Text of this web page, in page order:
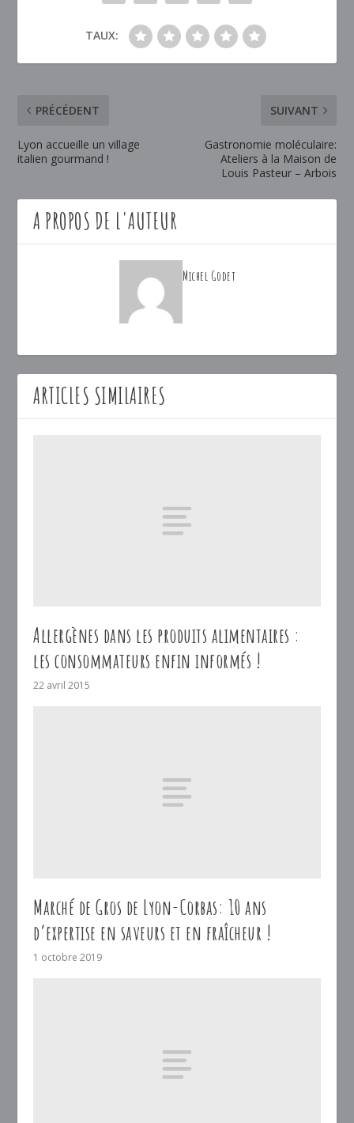
TAUX:
PRÉCÉDENT
Lyon accueille un village
italien gourmand !
SUIVANT
Gastronomie moléculaire:
Ateliers à la Maison de
Louis Pasteur – Arbois
A PROPOS DE L'AUTEUR
Michel Godet
ARTICLES SIMILAIRES
Allergènes dans les produits alimentaires :
les consommateurs enfin informés !
22 avril 2015
Marché de Gros de Lyon-Corbas: 10 ans
d’expertise en saveurs et en fraîcheur !
1 octobre 2019